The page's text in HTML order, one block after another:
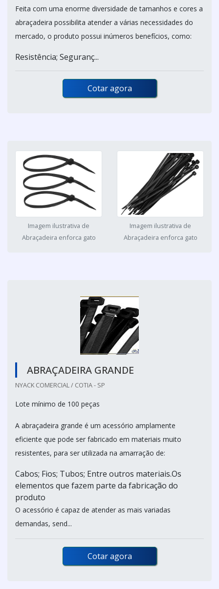
Feita com uma enorme diversidade de tamanhos e cores a
abraçadeira possibilita atender a várias necessidades do
mercado, o produto possui inúmeros benefícios, como:
Resistência; Seguranç...
Cotar agora
Imagem ilustrativa de
Abraçadeira enforca gato
Imagem ilustrativa de
Abraçadeira enforca gato
ABRAÇADEIRA GRANDE
NYACK COMERCIAL / COTIA - SP
Lote mínimo de 100 peças
A abraçadeira grande é um acessório amplamente
eficiente que pode ser fabricado em materiais muito
resistentes, para ser utilizada na amarração de:
Cabos; Fios; Tubos; Entre outros materiais.Os
elementos que fazem parte da fabricação do
produto
O acessório é capaz de atender as mais variadas
demandas, send...
Cotar agora